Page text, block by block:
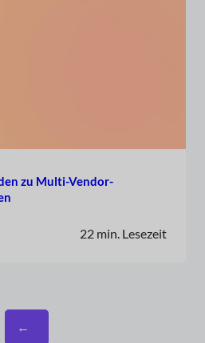
zu Multi-Vendor-
22 min. Lesezeit
←